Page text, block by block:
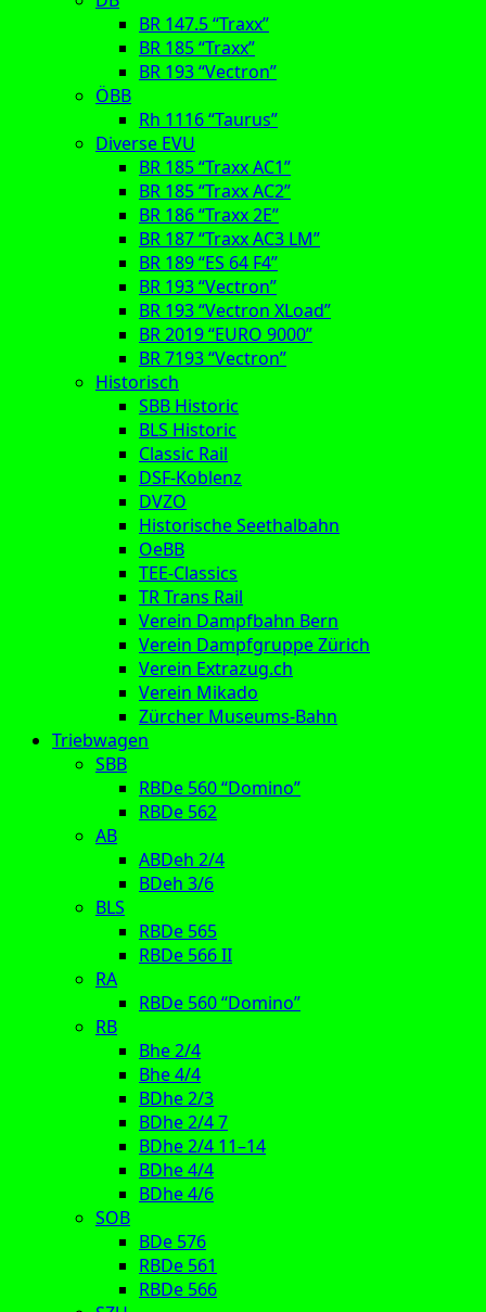
BR 147.5 “Traxx”
BR 185 “Traxx”
BR 193 “Vectron”
ÖBB
Rh 1116 “Taurus”
Diverse EVU
BR 185 “Traxx AC1”
BR 185 “Traxx AC2”
BR 186 “Traxx 2E”
BR 187 “Traxx AC3 LM”
BR 189 “ES 64 F4”
BR 193 “Vectron”
BR 193 “Vectron XLoad”
BR 2019 “EURO 9000”
BR 7193 “Vectron”
Historisch
SBB Historic
BLS Historic
Classic Rail
DSF-Koblenz
DVZO
Historische Seethalbahn
OeBB
TEE-Classics
TR Trans Rail
Verein Dampfbahn Bern
Verein Dampfgruppe Zürich
Verein Extrazug.ch
Verein Mikado
Zürcher Museums-Bahn
Triebwagen
SBB
RBDe 560 “Domino”
RBDe 562
AB
ABDeh 2/4
BDeh 3/6
BLS
RBDe 565
RBDe 566 II
RA
RBDe 560 “Domino”
RB
Bhe 2/4
Bhe 4/4
BDhe 2/3
BDhe 2/4 7
BDhe 2/4 11–14
BDhe 4/4
BDhe 4/6
SOB
BDe 576
RBDe 561
RBDe 566